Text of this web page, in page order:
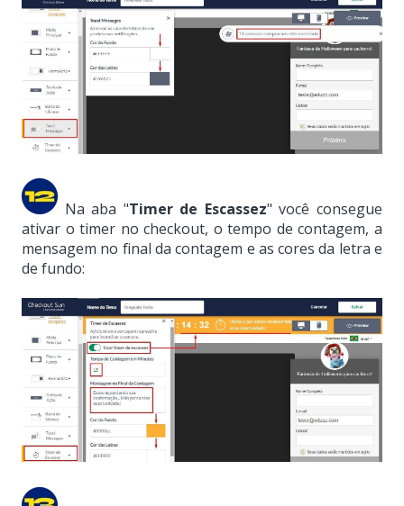
Na aba "Timer de Escassez" você consegue
ativar o timer no checkout, o tempo de contagem, a
mensagem no final da contagem e as cores da letra e
de fundo: